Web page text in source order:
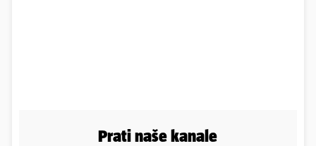
Prati naše kanale